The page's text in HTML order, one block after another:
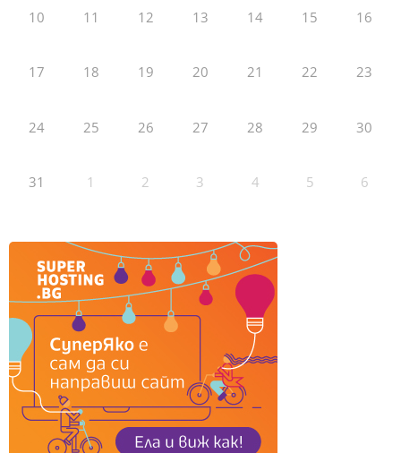
10 11 12 13 14 15 16
17 18 19 20 21 22 23
24 25 26 27 28 29 30
31 1 2 3 4 5 6